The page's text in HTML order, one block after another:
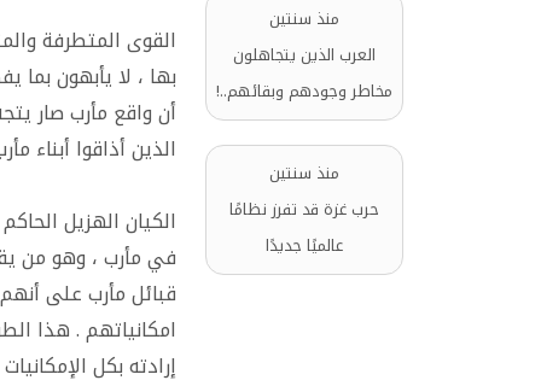
منذ سنتين
العرب الذين يتجاهلون
مخاطر وجودهم وبقائهم..!
منذ سنتين
حرب غزة قد تفرز نظامًا
عالميًا جديدًا
القوى المتطرفة
بها ، لا يأبهون بما
أن واقع مأرب صار
الذين أذاقوا أبناء
الكيان الهزيل
في مأرب ، وهو من
قبائل مأرب على
امكانياتهم . هذا
إرادته بكل